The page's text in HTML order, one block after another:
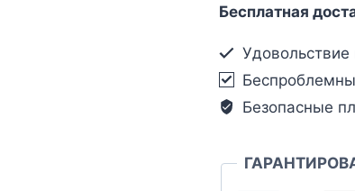
Бесплатная
Удовольствие
Безопасные